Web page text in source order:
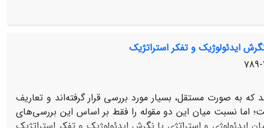
ایدئولوژیک و تفکر استراتژیک
که به صورت مستقل، بسیار مورد بررسی قرار گرفته‌اند و تعاریف
اما نسبت میان این دو مقوله را فقط بر اساس این بررسی‌های